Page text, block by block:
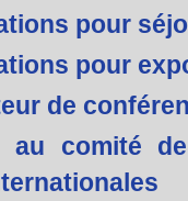
pour
pour
de
au comité